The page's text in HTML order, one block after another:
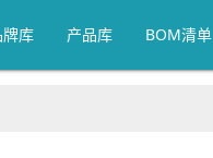
库 产品库 BOM清单